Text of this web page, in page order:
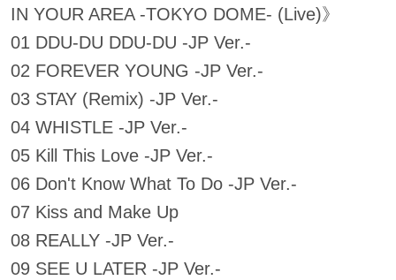
IN YOUR AREA -TOKYO DOME- (Live)》
01 DDU-DU DDU-DU -JP Ver.-
02 FOREVER YOUNG -JP Ver.-
03 STAY (Remix) -JP Ver.-
04 WHISTLE -JP Ver.-
05 Kill This Love -JP Ver.-
06 Don't Know What To Do -JP Ver.-
07 Kiss and Make Up
08 REALLY -JP Ver.-
09 SEE U LATER -JP Ver.-